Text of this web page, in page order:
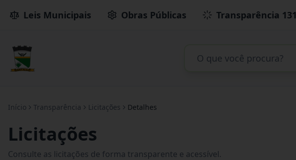
Leis Municipais Obras Públicas Transparência 131
Início Transparência Licitações Detalhes
Licitações
Consulte as licitações de forma transparente e acessível.